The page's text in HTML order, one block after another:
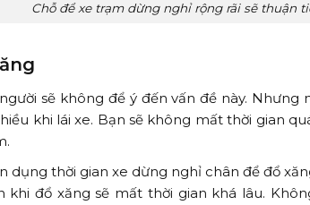
Chỗ để xe trạm dừng nghỉ rộng rãi sẽ thuận
sẽ không để ý đến vấn đề này.
khi lái xe. Bạn sẽ không mất thời gian
dụng thời gian xe dừng nghỉ chân để đổ
khi đổ xăng sẽ mất thời gian khá lâu.